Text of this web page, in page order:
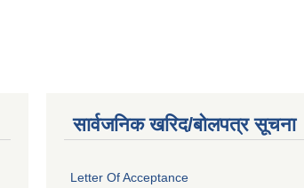
सार्वजनिक खरिद/बोलपत्र सूचना
Letter Of Acceptance